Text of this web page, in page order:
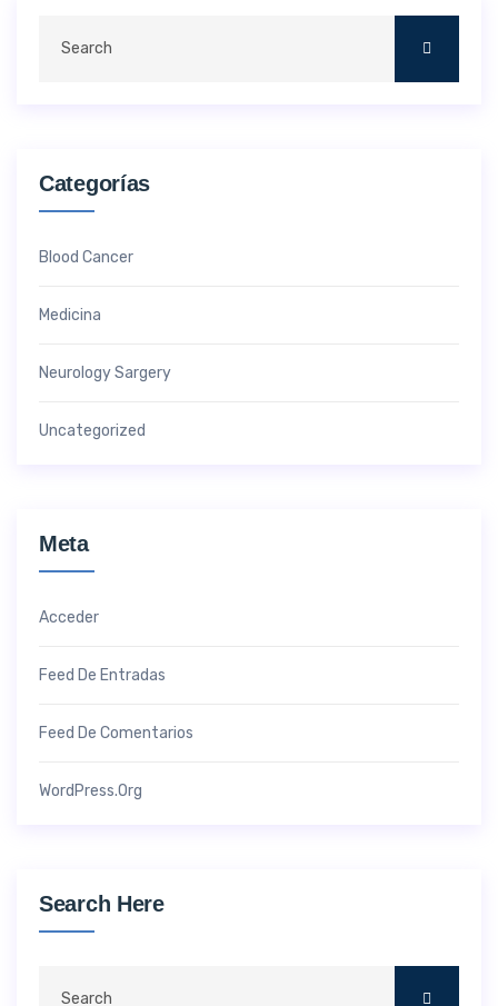
Categorías
Blood Cancer
Medicina
Neurology Sargery
Uncategorized
Meta
Acceder
Feed De Entradas
Feed De Comentarios
WordPress.org
Search Here